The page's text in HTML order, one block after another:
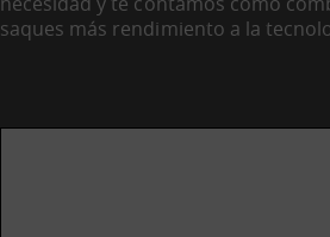
saques más rendimiento a la